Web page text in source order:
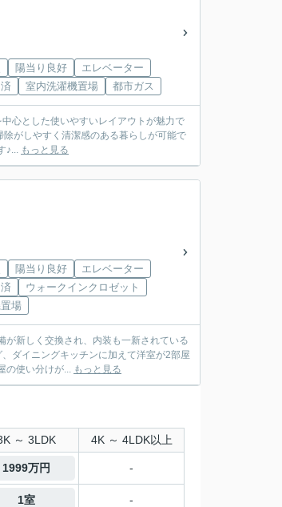
陽当り良好
エレベーター
室内洗濯機置場 都市ガス
がしやすく清潔感のある暮らしが可能で
♪... もっと見る
陽当り良好
エレベーター
ウォークインクロゼット
場
が新しく交換され、内装も一新されている
の使い分けが... もっと見る
～ 3LDK 4K ～ 4LDK以上
1999万円 -
1室 -